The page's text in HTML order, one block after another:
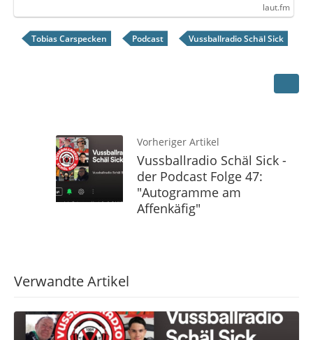
laut.fm
Tobias Carspecken Podcast Vussballradio Schäl Sick
Vorheriger Artikel
Vussballradio Schäl Sick -
der Podcast Folge 47:
"Autogramme am
Affenkäfig"
Verwandte Artikel